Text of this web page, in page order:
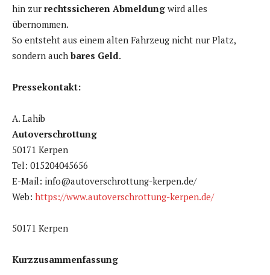
hin zur rechtssicheren Abmeldung wird alles
übernommen.
So entsteht aus einem alten Fahrzeug nicht nur Platz,
sondern auch bares Geld.
Pressekontakt:
A. Lahib
Autoverschrottung
50171 Kerpen
Tel: 015204045656
E-Mail: info@autoverschrottung-kerpen.de/
Web: https://www.autoverschrottung-kerpen.de/
50171 Kerpen
Kurzzusammenfassung